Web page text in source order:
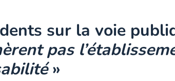
sur la voie
pas
»